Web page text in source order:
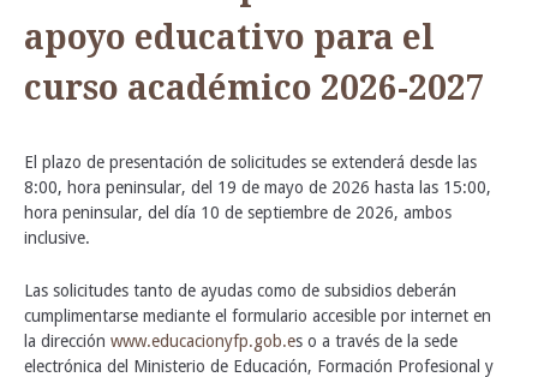
apoyo educativo para el
curso académico 2026-2027
El plazo de presentación de solicitudes se extenderá desde las
8:00, hora peninsular, del 19 de mayo de 2026 hasta las 15:00,
hora peninsular, del día 10 de septiembre de 2026, ambos
inclusive.
Las solicitudes tanto de ayudas como de subsidios deberán
cumplimentarse mediante el formulario accesible por internet en
la dirección www.educacionyfp.gob.es o a través de la sede
electrónica del Ministerio de Educación, Formación Profesional y